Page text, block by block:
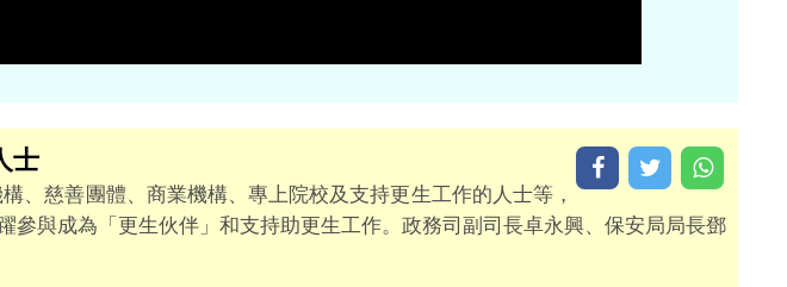
士
、慈善團體、商業機構、專上院校及支持更生工作的人士等，
與成為「更生伙伴」和支持助更生工作。政務司副司長卓永興、保安局局長鄧